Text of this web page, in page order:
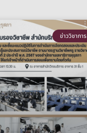
ข่าววิชาการ